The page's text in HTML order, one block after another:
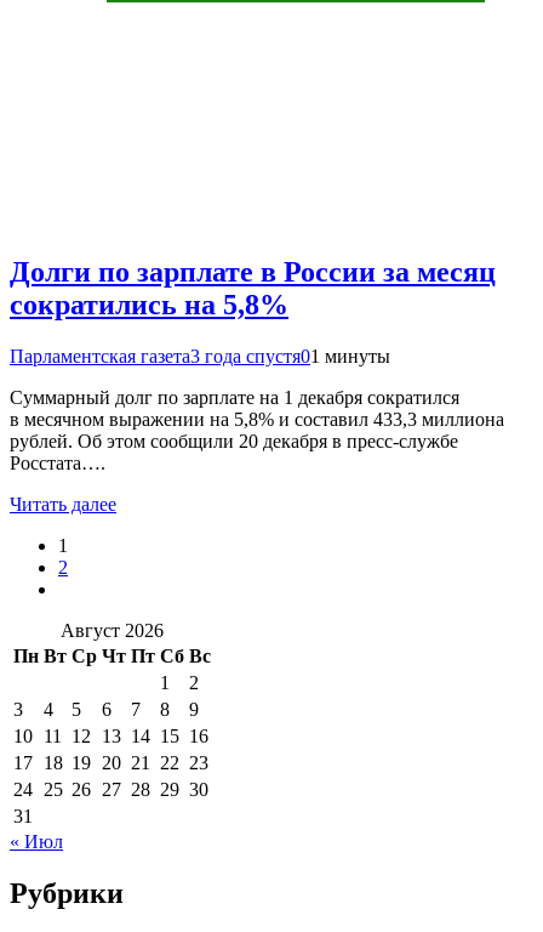
Долги по зарплате в России за месяц
сократились на 5,8%
Парламентская газета3 года спустя01 минуты
Суммарный долг по зарплате на 1 декабря сократился
в месячном выражении на 5,8% и составил 433,3 миллиона
рублей. Об этом сообщили 20 декабря в пресс-службе
Росстата….
Читать далее
1
2
Август 2026
Пн Вт Ср Чт Пт Сб Вс
1
2
3
4 5 6 7 8
9
10 11 12 13 14 15 16
17 18 19 20 21 22 23
24 25 26 27 28 29 30
31
« Июл
Рубрики